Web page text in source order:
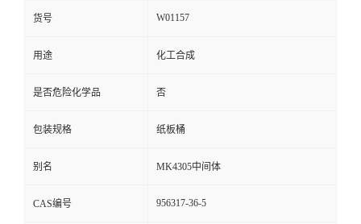
货号 W01157
用途 化工合成
是否危险化学品 否
包装规格 纸板桶
别名 MK4305中间体
CAS编号 956317-36-5